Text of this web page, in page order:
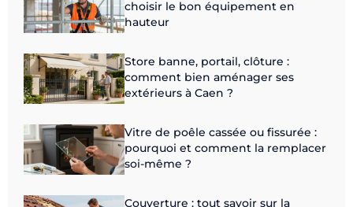
choisir le bon équipement en
hauteur
Store banne, portail, clôture :
comment bien aménager ses
extérieurs à Caen ?
Vitre de poêle cassée ou fissurée :
pourquoi et comment la remplacer
soi-même ?
Couverture : tout savoir sur la